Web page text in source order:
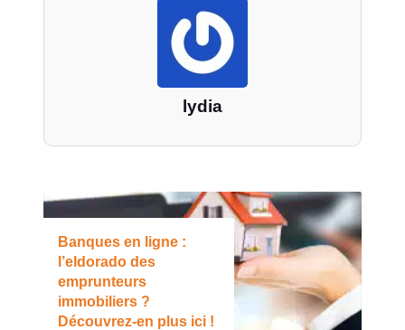
lydia
Banques en ligne :
l’eldorado des
emprunteurs
immobiliers ?
Découvrez-en plus ici !